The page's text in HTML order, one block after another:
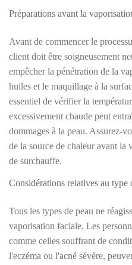
Préparations avant la
Avant de commencer le
client doit être soigneusement
empêcher la pénétration de la
huiles et le maquillage à la
essentiel de vérifier la
excessivement chaude peut
dommages à la peau. Assurez-
de la source de chaleur avant la
de surchauffe.
Considérations relatives au type
Tous les types de peau ne
vaporisation faciale. Les
comme celles souffrant de
l'eczéma ou l'acné sévère,